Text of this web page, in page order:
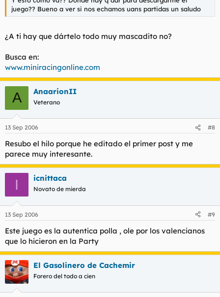
juego?? Bueno a ver si nos echamos uans partidas un saludo
¿A ti hay que dártelo todo muy mascadito no?
Busca en:
www.miniracingonline.com
A AnaarionII
Veterano
13 Sep 2006 #8
Resubo el hilo porque he editado el primer post y me
parece muy interesante.
I icnittaca
Novato de mierda
13 Sep 2006 #9
Este juego es la autentica polla , ole por los valencianos
que lo hicieron en la Party
El Gasolinero de Cachemir
Forero del todo a cien